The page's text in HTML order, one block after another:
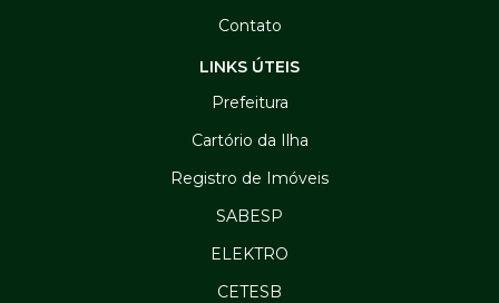
Contato
LINKS ÚTEIS
Prefeitura
Cartório da Ilha
Registro de Imóveis
SABESP
ELEKTRO
CETESB